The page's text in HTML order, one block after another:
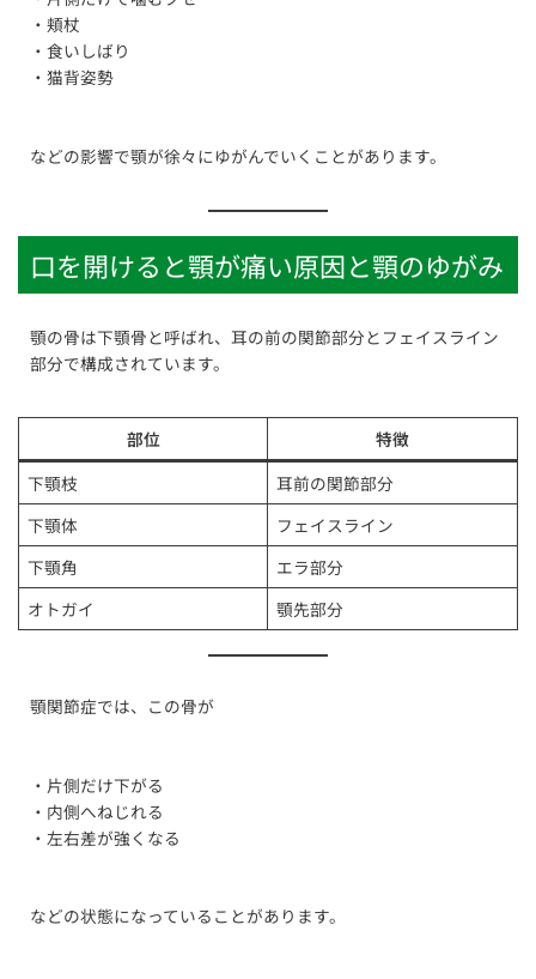
・頬杖
・食いしばり
・猫背姿勢
などの影響で顎が徐々にゆがんでいくことがあります。
口を開けると顎が痛い原因と顎のゆがみ
顎の骨は下顎骨と呼ばれ、耳の前の関節部分とフェイスライン
部分で構成されています。
部位
特徴
下顎枝
耳前の関節部分
下顎体
フェイスライン
下顎角
エラ部分
オトガイ
顎先部分
顎関節症では、この骨が
・片側だけ下がる
・内側へねじれる
・左右差が強くなる
などの状態になっていることがあります。